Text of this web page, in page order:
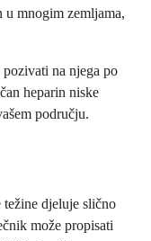
mnogim zemljama,
na njega po
heparin niske
području.
djeluje slično
može propisati